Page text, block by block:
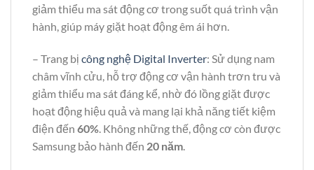
giảm thiểu ma sát động cơ trong suốt quá trình vận
hành, giúp máy giặt hoạt động êm ái hơn.
– Trang bị công nghệ Digital Inverter: Sử dụng nam
châm vĩnh cửu, hỗ trợ động cơ vận hành trơn tru và
giảm thiểu ma sát đáng kể, nhờ đó lồng giặt được
hoạt động hiệu quả và mang lại khả năng tiết kiệm
điện đến 60% . Không những thế, động cơ còn được
Samsung bảo hành đến 20 năm